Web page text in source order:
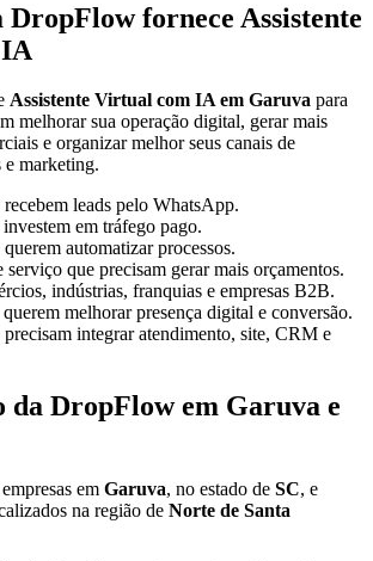
DropFlow fornece Assistente
Assistente Virtual com IA em Garuva para
melhorar sua operação digital, gerar mais
e organizar melhor seus canais de
e marketing.
recebem leads pelo WhatsApp.
em tráfego pago.
automatizar processos.
serviço que precisam gerar mais orçamentos.
indústrias, franquias e empresas B2B.
melhorar presença digital e conversão.
precisam integrar atendimento, site, CRM e
da DropFlow em Garuva e
em Garuva, no estado de SC, e
na região de Norte de Santa